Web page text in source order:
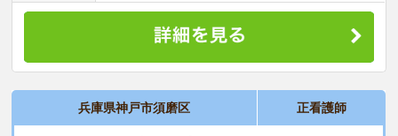
兵庫県神戸市須磨区 正看護師